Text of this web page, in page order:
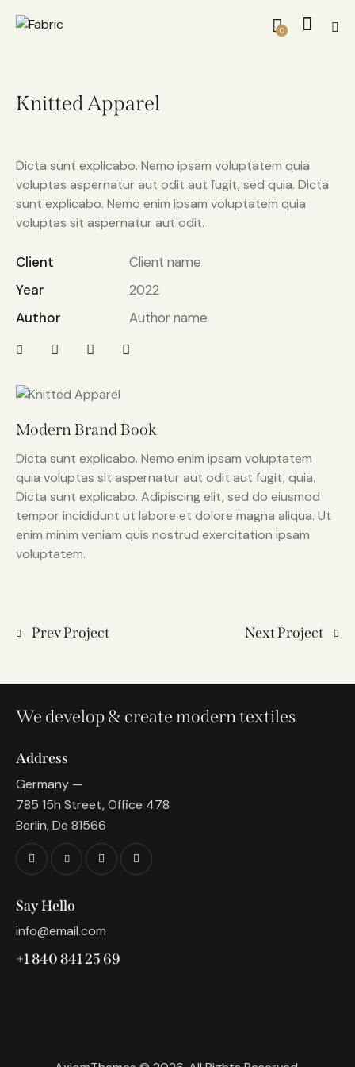
0
Knitted Apparel
Modern Brand Book
Dicta sunt explicabo. Nemo enim ipsam voluptatem
quia voluptas sit aspernatur aut odit aut fugit, quia.
Dicta sunt explicabo. Adipiscing elit, sed do eiusmod
tempor incididunt ut labore et dolore magna aliqua. Ut
enim minim veniam quis nostrud exercitation ipsam
voluptatem.
Dicta sunt explicabo. Nemo ipsam voluptatem quia
voluptas aspernatur aut odit aut fugit, sed quia. Dicta
sunt explicabo. Nemo enim ipsam voluptatem quia
voluptas sit aspernatur aut odit.
Client
Client name
Year
2022
Author
Author name
Prev Project Next Project
We develop & create modern textiles
Address
Germany —
785 15h Street, Office 478
Berlin, De 81566
Say Hello
info@email.com
+1 840 841 25 69